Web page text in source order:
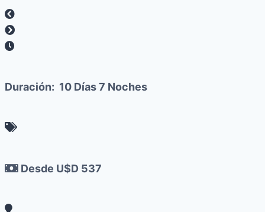
Duración: 10 Días 7 Noches
Desde U$D 537